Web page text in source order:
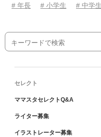
# 年長
# 小学生 # 中学生
セレクト
ママスタセレクトQ&A
ライター募集
イラストレーター募集